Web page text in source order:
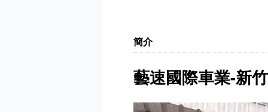
簡介
藝速國際車業-新